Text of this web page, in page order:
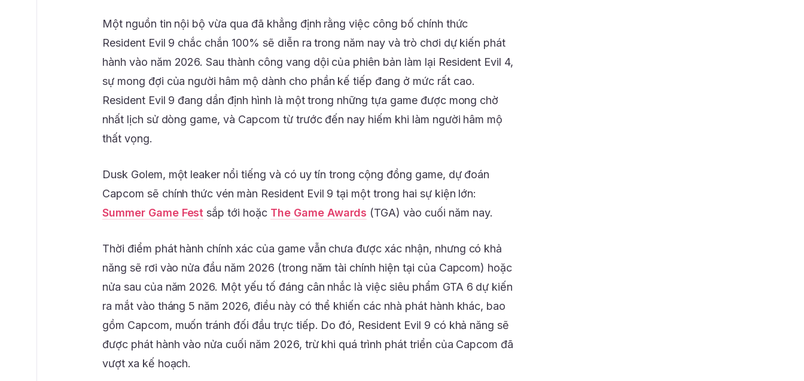
Một nguồn tin nội bộ vừa qua đã khẳng định rằng việc công bố chính thức
Resident Evil 9 chắc chắn 100% sẽ diễn ra trong năm nay và trò chơi dự kiến phát
hành vào năm 2026. Sau thành công vang dội của phiên bản làm lại Resident Evil 4,
sự mong đợi của người hâm mộ dành cho phần kế tiếp đang ở mức rất cao.
Resident Evil 9 đang dần định hình là một trong những tựa game được mong chờ
nhất lịch sử dòng game, và Capcom từ trước đến nay hiếm khi làm người hâm mộ
thất vọng.
Dusk Golem, một leaker nổi tiếng và có uy tín trong cộng đồng game, dự đoán
Capcom sẽ chính thức vén màn Resident Evil 9 tại một trong hai sự kiện lớn:
Summer Game Fest sắp tới hoặc The Game Awards (TGA) vào cuối năm nay.
Thời điểm phát hành chính xác của game vẫn chưa được xác nhận, nhưng có khả
năng sẽ rơi vào nửa đầu năm 2026 (trong năm tài chính hiện tại của Capcom) hoặc
nửa sau của năm 2026. Một yếu tố đáng cân nhắc là việc siêu phẩm GTA 6 dự kiến
ra mắt vào tháng 5 năm 2026, điều này có thể khiến các nhà phát hành khác, bao
gồm Capcom, muốn tránh đối đầu trực tiếp. Do đó, Resident Evil 9 có khả năng sẽ
được phát hành vào nửa cuối năm 2026, trừ khi quá trình phát triển của Capcom đã
vượt xa kế hoạch.